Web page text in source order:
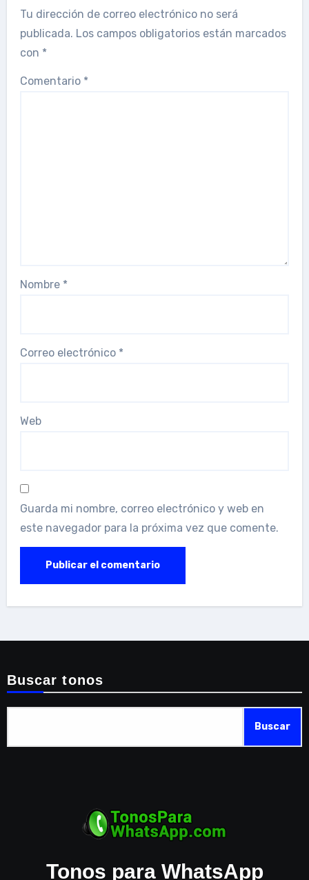
Tu dirección de correo electrónico no será
publicada. Los campos obligatorios están marcados
con *
Comentario *
Nombre *
Correo electrónico *
Web
Guarda mi nombre, correo electrónico y web en
este navegador para la próxima vez que comente.
Buscar tonos
Buscar
Tonos para WhatsApp